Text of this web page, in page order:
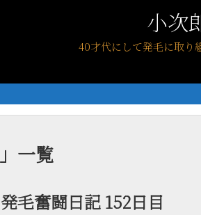
小次
40才代にして発毛に取り
」 一覧
発毛奮闘日記 152日目